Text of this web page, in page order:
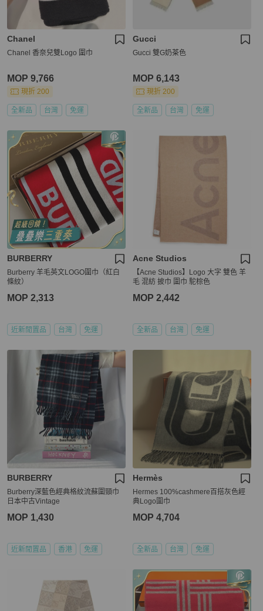
Chanel
Chanel 香奈兒雙Logo 圍巾
MOP 9,766
現折 200
全新品 台灣 免運
Gucci
Gucci 雙G奶茶色
MOP 6,143
現折 200
全新品 台灣 免運
BURBERRY
Burberry 羊毛英文LOGO圍巾（紅白
條紋）
MOP 2,313
近新閒置品 台灣 免運
Acne Studios
【Acne Studios】Logo 大字 雙色 羊
毛 混紡 披巾 圍巾 駝棕色
MOP 2,442
全新品 台灣 免運
BURBERRY
Burberry深藍色經典格紋流蘇圍頸巾
日本中古Vintage
MOP 1,430
近新閒置品 香港 免運
Hermès
Hermes 100%cashmere百搭灰色經
典Logo圍巾
MOP 4,704
全新品 台灣 免運